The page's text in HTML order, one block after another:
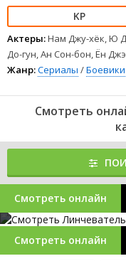
Актеры:Нам Джу-хёк, Ю
До-гун, Ан Сон-бон, Ён
Жанр:Сериалы /Боевики
Смотреть
Смотреть онлайн
Смотреть онлайн